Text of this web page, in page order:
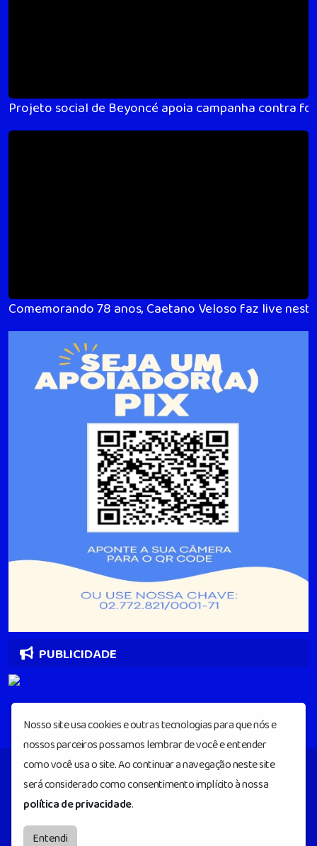
Projeto social de Beyoncé apoia campanha contra
Comemorando 78 anos, Caetano Veloso faz live
PUBLICIDADE
Nosso site usa cookies e outras tecnologias para que nós e
nossos parceiros possamos lembrar de você e entender
como você usa o site. Ao continuar a navegação neste site
será considerado como consentimento implícito à nossa
política de privacidade.
Entendi
Radiolivrefmdeipiau© Todos os direitos
reservados.